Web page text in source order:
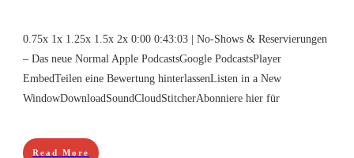
0.75x 1x 1.25x 1.5x 2x 0:00 0:43:03 | No-Shows & Reservierungen
– Das neue Normal Apple PodcastsGoogle PodcastsPlayer
EmbedTeilen eine Bewertung hinterlassenListen in a New
WindowDownloadSoundCloudStitcherAbonniere hier für
Read More